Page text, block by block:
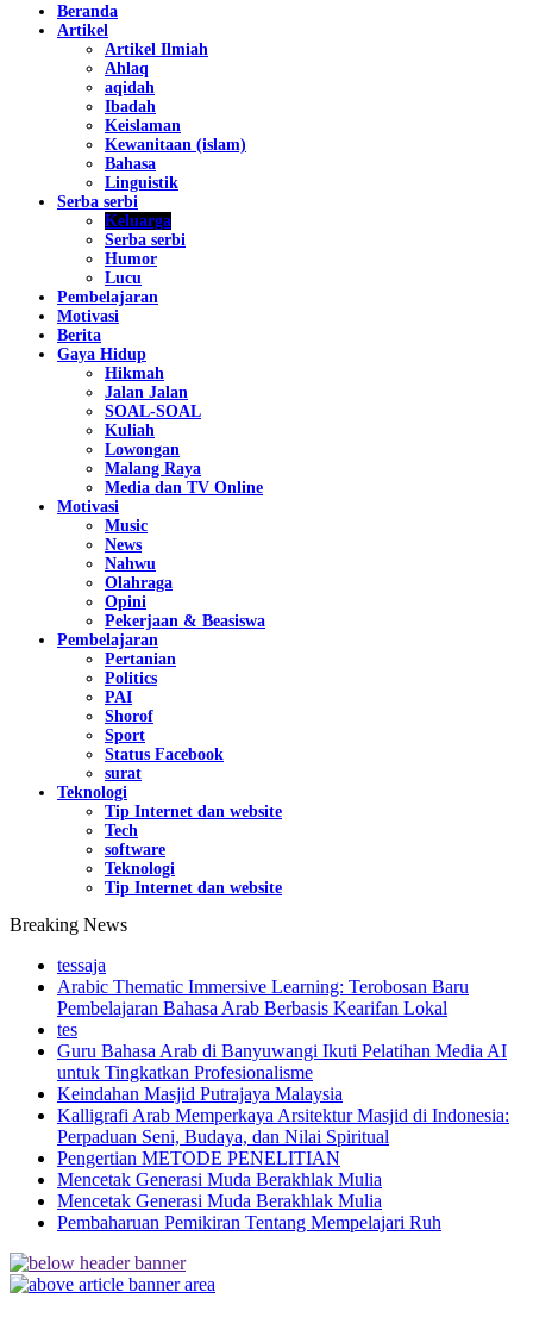
Beranda
Artikel
Artikel Ilmiah
Ahlaq
aqidah
Ibadah
Keislaman
Kewanitaan (islam)
Bahasa
Linguistik
Serba serbi
Keluarga
Serba serbi
Humor
Lucu
Pembelajaran
Motivasi
Berita
Gaya Hidup
Hikmah
Jalan Jalan
SOAL-SOAL
Kuliah
Lowongan
Malang Raya
Media dan TV Online
Motivasi
Music
News
Nahwu
Olahraga
Opini
Pekerjaan & Beasiswa
Pembelajaran
Pertanian
Politics
PAI
Shorof
Sport
Status Facebook
surat
Teknologi
Tip Internet dan website
Tech
software
Teknologi
Tip Internet dan website
Breaking News
tessaja
Arabic Thematic Immersive Learning: Terobosan Baru
Pembelajaran Bahasa Arab Berbasis Kearifan Lokal
tes
Guru Bahasa Arab di Banyuwangi Ikuti Pelatihan Media AI
untuk Tingkatkan Profesionalisme
Keindahan Masjid Putrajaya Malaysia
Kalligrafi Arab Memperkaya Arsitektur Masjid di Indonesia:
Perpaduan Seni, Budaya, dan Nilai Spiritual
Pengertian METODE PENELITIAN
Mencetak Generasi Muda Berakhlak Mulia
Mencetak Generasi Muda Berakhlak Mulia
Pembaharuan Pemikiran Tentang Mempelajari Ruh